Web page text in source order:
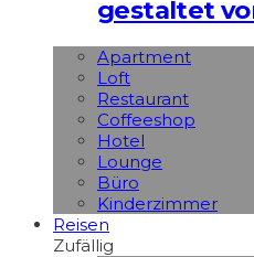
gestaltet
Apart­ment
Loft
Restaurant
Coffeeshop
Hotel
Lounge
Büro
Kinderzimmer
Reisen
Zufällig